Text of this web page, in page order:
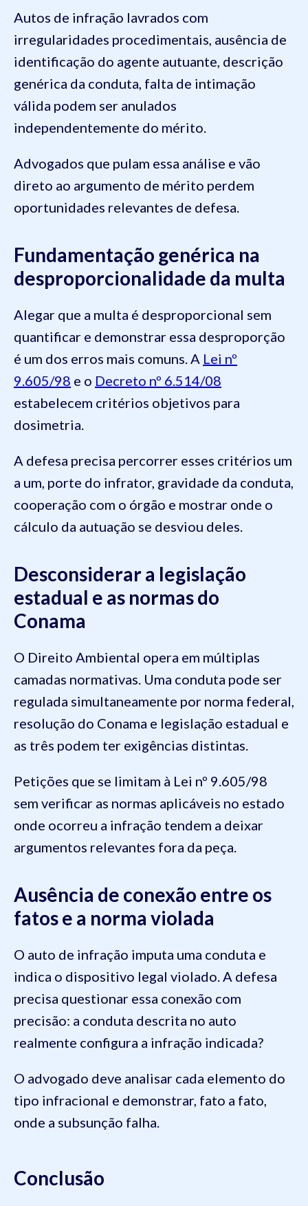
Autos de infração lavrados com
irregularidades procedimentais, ausência de
identificação do agente autuante, descrição
genérica da conduta, falta de intimação
válida podem ser anulados
independentemente do mérito.
Advogados que pulam essa análise e vão
direto ao argumento de mérito perdem
oportunidades relevantes de defesa.
Fundamentação genérica na
desproporcionalidade da multa
Alegar que a multa é desproporcional sem
quantificar e demonstrar essa desproporção
é um dos erros mais comuns. A Lei nº
9.605/98 e o Decreto nº 6.514/08
estabelecem critérios objetivos para
dosimetria.
A defesa precisa percorrer esses critérios um
a um, porte do infrator, gravidade da conduta,
cooperação com o órgão e mostrar onde o
cálculo da autuação se desviou deles.
Desconsiderar a legislação
estadual e as normas do
Conama
O Direito Ambiental opera em múltiplas
camadas normativas. Uma conduta pode ser
regulada simultaneamente por norma federal,
resolução do Conama e legislação estadual e
as três podem ter exigências distintas.
Petições que se limitam à Lei nº 9.605/98
sem verificar as normas aplicáveis no estado
onde ocorreu a infração tendem a deixar
argumentos relevantes fora da peça.
Ausência de conexão entre os
fatos e a norma violada
O auto de infração imputa uma conduta e
indica o dispositivo legal violado. A defesa
precisa questionar essa conexão com
precisão: a conduta descrita no auto
realmente configura a infração indicada?
O advogado deve analisar cada elemento do
tipo infracional e demonstrar, fato a fato,
onde a subsunção falha.
Conclusão